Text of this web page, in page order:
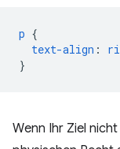
p {
text-align :
}
Wenn Ihr Ziel